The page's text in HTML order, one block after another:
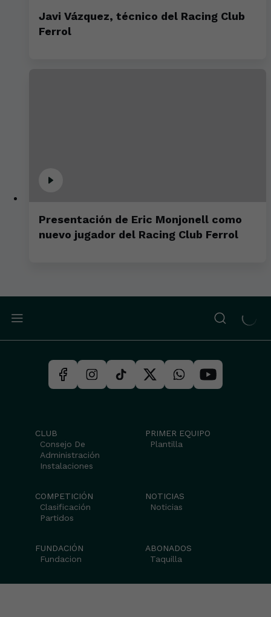
Javi Vázquez, técnico del Racing Club
Ferrol
Presentación de Eric Monjonell como
nuevo jugador del Racing Club Ferrol
CLUB
Consejo De
Administración
Instalaciones
PRIMER EQUIPO
Plantilla
COMPETICIÓN
Clasificación
Partidos
NOTICIAS
Noticias
FUNDACIÓN
Fundacion
ABONADOS
Taquilla